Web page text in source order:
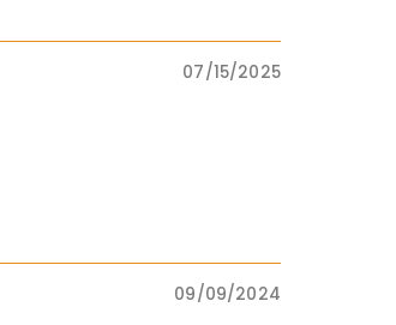
07/15/2025
09/09/2024